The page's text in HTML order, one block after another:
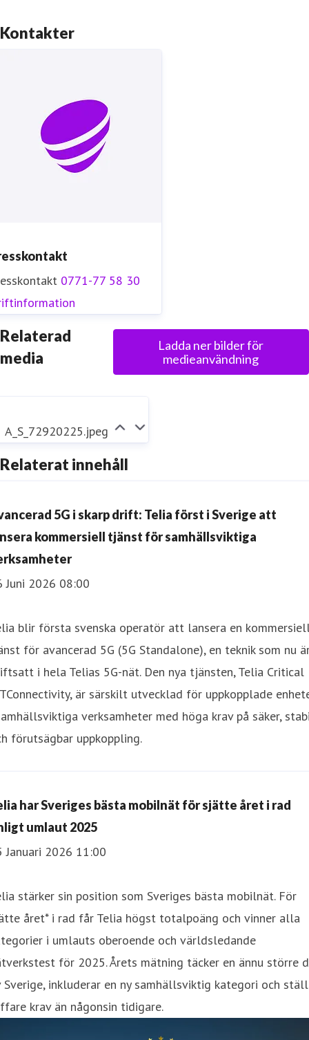
Kontakter
0771-77 58 30
Relaterad
media
Ladda ner bilder för
medieanvändning
A_S_72920225.jpeg
Relaterat innehåll
5G i skarp drift: Telia först i Sverige att
kommersiell tjänst för samhällsviktiga
Juni 2026 08:00
blir första svenska operatör att lansera en
för avancerad 5G (5G Standalone), en teknik som nu
i hela Telias 5G-nät. Den nya tjänsten, Telia Critical
är särskilt utvecklad för uppkopplade
verksamheter med höga krav på säker,
förutsägbar uppkoppling.
har Sveriges bästa mobilnät för sjätte året i rad
umlaut 2025
Januari 2026 11:00
stärker sin position som Sveriges bästa mobilnät. För
året* i rad får Telia högst totalpoäng och vinner alla
i umlauts oberoende och världsledande
för 2025. Årets mätning täcker en ännu större
Sverige, inkluderar en ny samhällsviktig kategori och
krav än någonsin tidigare.